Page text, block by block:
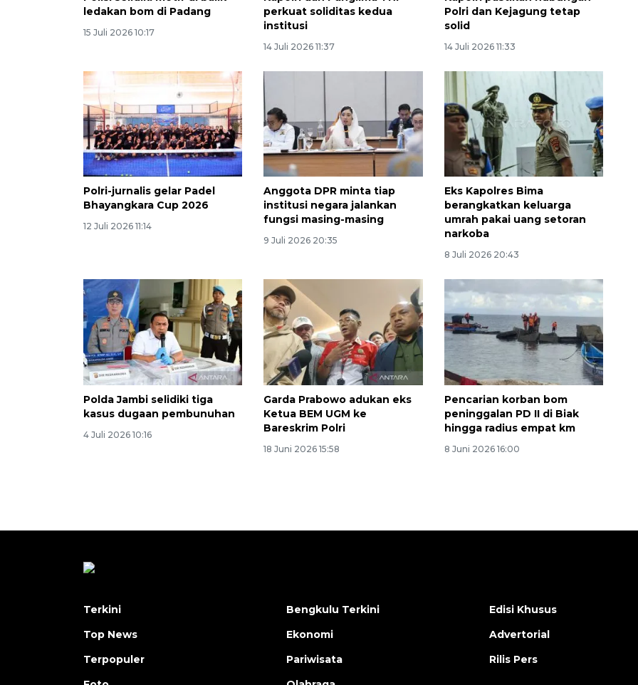
ledakan bom di Padang
15 Juli 2026 10:17
perkuat soliditas kedua
institusi
14 Juli 2026 11:37
Polri dan Kejagung tetap
solid
14 Juli 2026 11:33
Polri-jurnalis gelar Padel
Bhayangkara Cup 2026
12 Juli 2026 11:14
Anggota DPR minta tiap
institusi negara jalankan
fungsi masing-masing
9 Juli 2026 20:35
Eks Kapolres Bima
berangkatkan keluarga
umrah pakai uang setoran
narkoba
8 Juli 2026 20:43
Polda Jambi selidiki tiga
kasus dugaan pembunuhan
4 Juli 2026 10:16
Garda Prabowo adukan eks
Ketua BEM UGM ke
Bareskrim Polri
18 Juni 2026 15:58
Pencarian korban bom
peninggalan PD II di Biak
hingga radius empat km
8 Juni 2026 16:00
Layanan haji Indonesia
semakin memuaskan
2026-08-08 15:00:00
Terkini
Top News
Terpopuler
Bengkulu Terkini
Ekonomi
Pariwisata
Edisi Khusus
Advertorial
Rilis Pers